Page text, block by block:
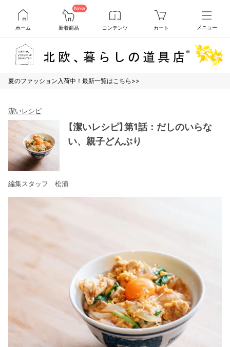
ホーム
New
新着商品 コンテンツ カート メニュー
夏のファッション入荷中！最新一覧はこちら>>
潔いレシピ
【潔いレシピ】第1話：だしのいらな
い、親子どんぶり
編集スタッフ 松浦